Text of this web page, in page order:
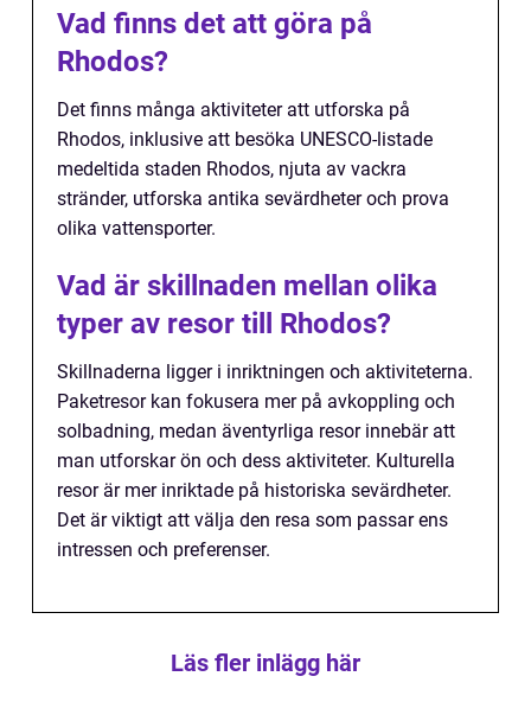
Vad finns det att göra på
Rhodos?
Det finns många aktiviteter att utforska på
Rhodos, inklusive att besöka UNESCO-listade
medeltida staden Rhodos, njuta av vackra
stränder, utforska antika sevärdheter och prova
olika vattensporter.
Vad är skillnaden mellan olika
typer av resor till Rhodos?
Skillnaderna ligger i inriktningen och aktiviteterna.
Paketresor kan fokusera mer på avkoppling och
solbadning, medan äventyrliga resor innebär att
man utforskar ön och dess aktiviteter. Kulturella
resor är mer inriktade på historiska sevärdheter.
Det är viktigt att välja den resa som passar ens
intressen och preferenser.
Läs fler inlägg här